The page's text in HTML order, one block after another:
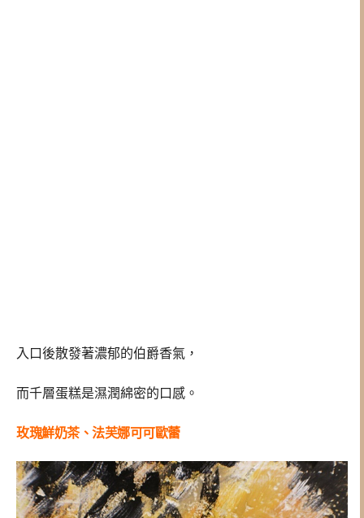
入口後散發著濃郁的伯爵香氣，
而千層蛋糕是濕潤綿密的口感。
玫瑰鮮奶茶、法芙娜可可歐蕾